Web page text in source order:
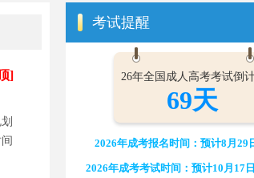
]
考试提醒
26年全国成人高考考试倒
69天
2026年成考报名时间：预计8月29
2026年成考考试时间：预计10月17